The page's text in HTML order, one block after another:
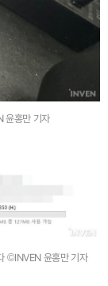
윤홍만 기자
©INVEN 윤홍만 기자